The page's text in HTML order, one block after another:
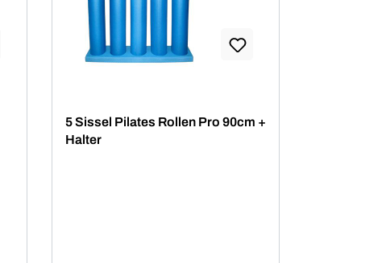
5 Sissel Pilates Rollen Pro 90cm +
Halter